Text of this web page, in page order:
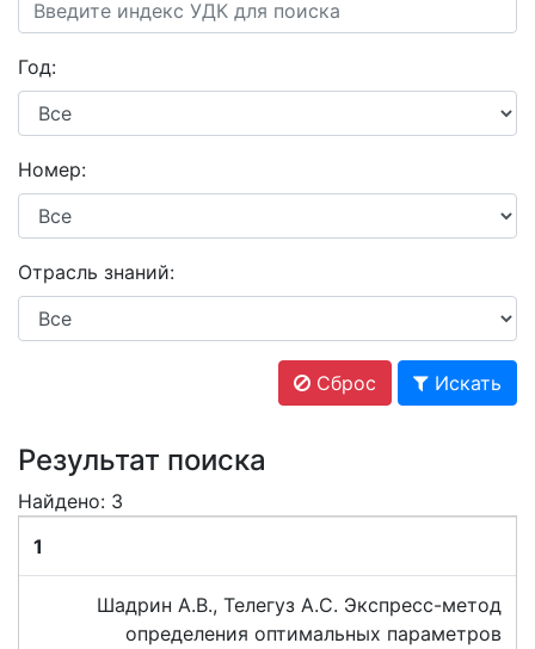
Год:
Номер:
Отрасль знаний:
Сброс Искать
Результат поиска
Найдено: 3
1
Шадрин А.В., Телегуз А.С. Экспресс-метод
определения оптимальных параметров